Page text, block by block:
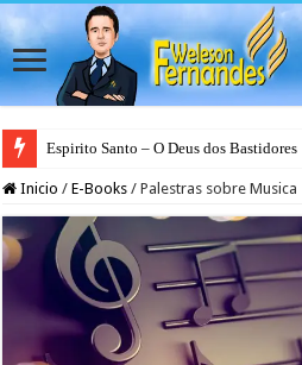
Espirito Santo – O Deus dos Bastidores
Inicio / E-Books / Palestras sobre Musica